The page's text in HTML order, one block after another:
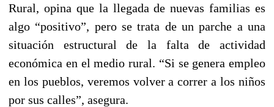
Rural, opina que la llegada de nuevas familias es
algo “positivo”, pero se trata de un parche a una
situación estructural de la falta de actividad
económica en el medio rural. “Si se genera empleo
en los pueblos, veremos volver a correr a los niños
por sus calles”, asegura.